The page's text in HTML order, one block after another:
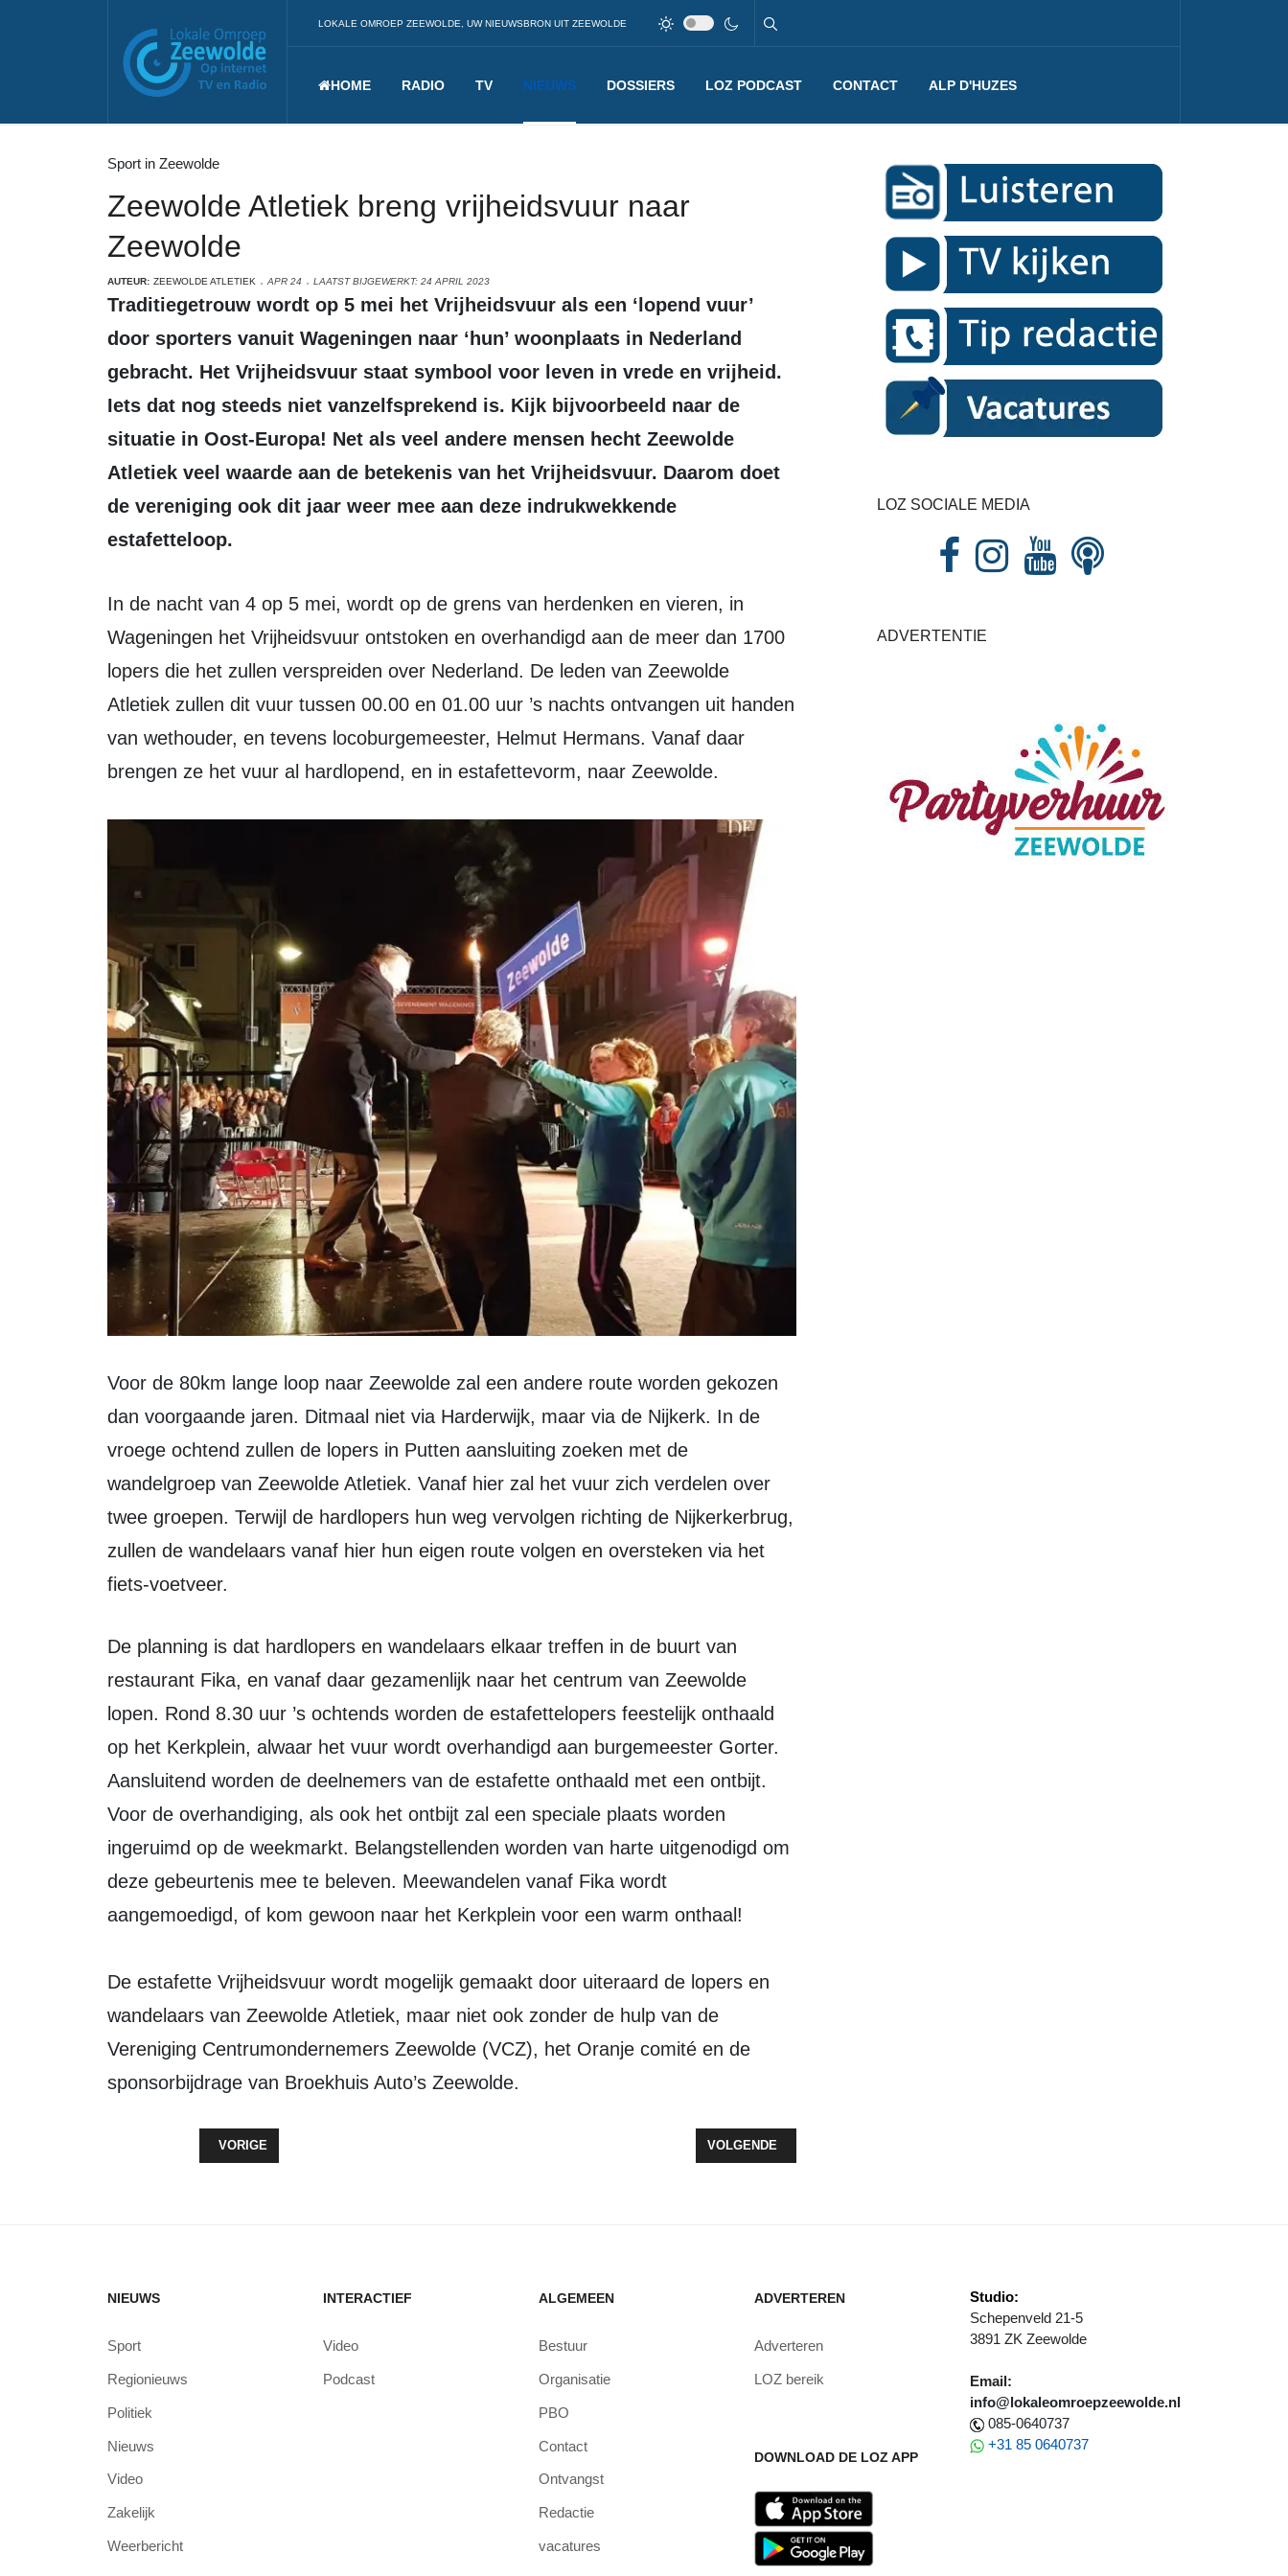
LOKALE OMROEP ZEEWOLDE, UW NIEUWSBRON UIT ZEEWOLDE
HOME RADIO TV NIEUWS DOSSIERS LOZ PODCAST CONTACT ALP D'HUZES
Sport in Zeewolde
Zeewolde Atletiek breng vrijheidsvuur naar
Zeewolde
AUTEUR: ZEEWOLDE ATLETIEK APR 24 LAATST BIJGEWERKT: 24 APRIL 2023
Traditiegetrouw wordt op 5 mei het Vrijheidsvuur als een ‘lopend vuur’
door sporters vanuit Wageningen naar ‘hun’ woonplaats in Nederland
gebracht. Het Vrijheidsvuur staat symbool voor leven in vrede en vrijheid.
Iets dat nog steeds niet vanzelfsprekend is. Kijk bijvoorbeeld naar de
situatie in Oost-Europa! Net als veel andere mensen hecht Zeewolde
Atletiek veel waarde aan de betekenis van het Vrijheidsvuur. Daarom doet
de vereniging ook dit jaar weer mee aan deze indrukwekkende
estafetteloop.
In de nacht van 4 op 5 mei, wordt op de grens van herdenken en vieren, in
Wageningen het Vrijheidsvuur ontstoken en overhandigd aan de meer dan 1700
lopers die het zullen verspreiden over Nederland. De leden van Zeewolde
Atletiek zullen dit vuur tussen 00.00 en 01.00 uur ’s nachts ontvangen uit handen
van wethouder, en tevens locoburgemeester, Helmut Hermans. Vanaf daar
brengen ze het vuur al hardlopend, en in estafettevorm, naar Zeewolde.
Voor de 80km lange loop naar Zeewolde zal een andere route worden gekozen
dan voorgaande jaren. Ditmaal niet via Harderwijk, maar via de Nijkerk. In de
vroege ochtend zullen de lopers in Putten aansluiting zoeken met de
wandelgroep van Zeewolde Atletiek. Vanaf hier zal het vuur zich verdelen over
twee groepen. Terwijl de hardlopers hun weg vervolgen richting de Nijkerkerbrug,
zullen de wandelaars vanaf hier hun eigen route volgen en oversteken via het
fiets-voetveer.
De planning is dat hardlopers en wandelaars elkaar treffen in de buurt van
restaurant Fika, en vanaf daar gezamenlijk naar het centrum van Zeewolde
lopen. Rond 8.30 uur ’s ochtends worden de estafettelopers feestelijk onthaald
op het Kerkplein, alwaar het vuur wordt overhandigd aan burgemeester Gorter.
Aansluitend worden de deelnemers van de estafette onthaald met een ontbijt.
Voor de overhandiging, als ook het ontbijt zal een speciale plaats worden
ingeruimd op de weekmarkt. Belangstellenden worden van harte uitgenodigd om
deze gebeurtenis mee te beleven. Meewandelen vanaf Fika wordt
aangemoedigd, of kom gewoon naar het Kerkplein voor een warm onthaal!
De estafette Vrijheidsvuur wordt mogelijk gemaakt door uiteraard de lopers en
wandelaars van Zeewolde Atletiek, maar niet ook zonder de hulp van de
Vereniging Centrumondernemers Zeewolde (VCZ), het Oranje comité en de
sponsorbijdrage van Broekhuis Auto’s Zeewolde.
VORIG ARTIKEL: KORFBAL IN HET ZONNETJE OP KONINGSDAG
VORIGE VOLGENDE ARTIKEL: DANSWORKSHOP IN THE LUX
VOLGENDE
LOZ SOCIALE MEDIA
ADVERTENTIE
NIEUWS
Sport
Regionieuws
Politiek
Nieuws
Video
Zakelijk
Weerbericht
INTERACTIEF
Video
Podcast
ALGEMEEN
Bestuur
Organisatie
PBO
Contact
Ontvangst
Redactie
vacatures
ADVERTEREN
Adverteren
LOZ bereik
DOWNLOAD DE LOZ APP
Studio:
Schepenveld 21-5
3891 ZK Zeewolde
Email:
info@lokaleomroepzeewolde.nl
085-0640737
+31 85 0640737